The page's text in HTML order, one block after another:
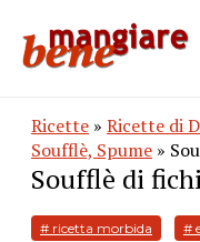
Ricette » Ricette di
Soufflè, Spume »
Soufflè di
# ricetta morbida #